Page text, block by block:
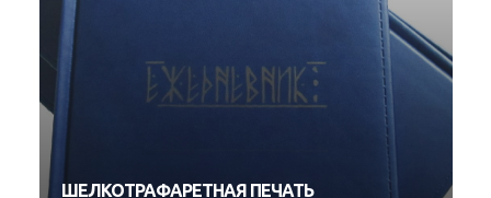
ШЕЛКОТРАФАРЕТНАЯ ПЕЧАТЬ